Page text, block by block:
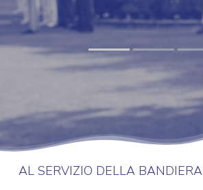
AL SERVIZIO DELLA BANDIERA